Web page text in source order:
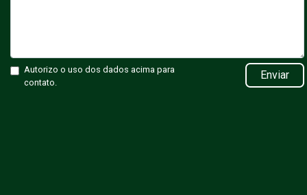
Autorizo o uso dos dados acima para
contato.
Enviar